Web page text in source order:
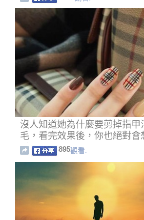
沒人知道她為什麼要剪掉指甲
毛，看完效果後，你也絕對會
看！
895觀看.